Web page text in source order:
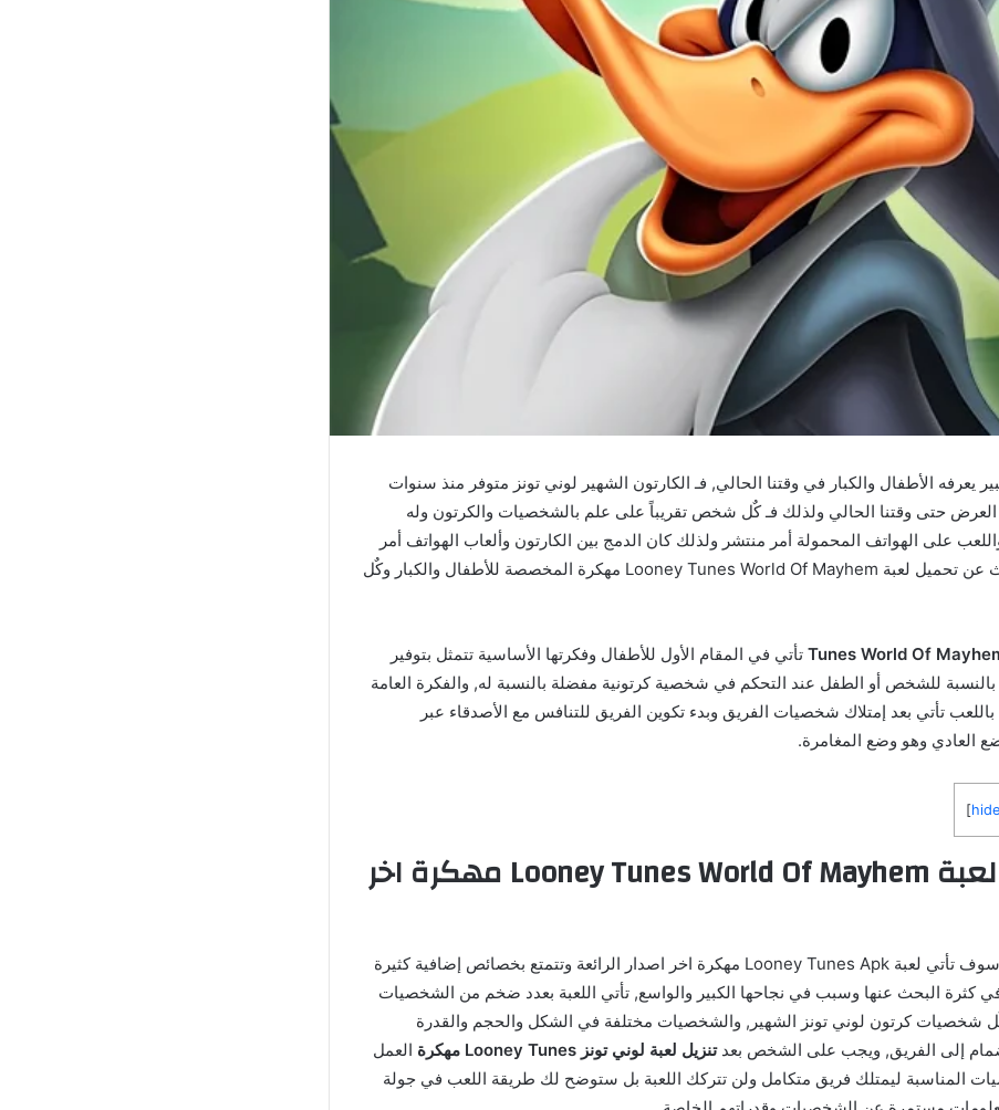
يعرفه الأطفال والكبار في وقتنا الحالي, فـ الكارتون الشهير لوني تونز متوفر منذ سنوات
حتى وقتنا الحالي ولذلك فـ كٌل شخص تقريباً على علم بالشخصيات والكرتون وله
على الهواتف المحمولة أمر منتشر ولذلك كان الدمج بين الكارتون وألعاب الهواتف أمر
مهم ومن هٌنا نتحدث عن تحميل لعبة Looney Tunes World Of Mayhem مهكرة المخصصة للأطفال والكبار وكٌل
تأتي في المقام الأول للأطفال وفكرتها الأساسية تتمثل بتوفير
بالنسبة للشخص أو الطفل عند التحكم في شخصية كرتونية مفضلة بالنسبة له, والفكرة العامة
تأتي بعد إمتلاك شخصيات الفريق وبدء تكوين الفريق للتنافس مع الأصدقاء عبر
العادي وهو وضع المغامرة.
hide
]
نبذة حول لعبة Looney Tunes World Of Mayhem مهكرة اخر
وعلى هذا المنوال سوف تأتي لعبة Looney Tunes Apk مهكرة اخر اصدار الرائعة وتتمتع بخصائص إضافية كثيرة
كثرة البحث عنها وسبب في نجاحها الكبير والواسع, تأتي اللعبة بعدد ضخم من الشخصيات
كٌل شخصيات كرتون لوني تونز الشهير, والشخصيات مختلفة في الشكل والحجم والقدرة
إلى الفريق, ويجب على الشخص بعدتنزيل لعبة لوني تونز Looney Tunes مهكرة
العمل
المناسبة ليمتلك فريق متكامل ولن تتركك اللعبة بل ستوضح لك طريقة اللعب في جولة